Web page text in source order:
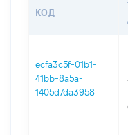
КОД
ecfa3c5f-01b1-
41bb-8a5a-
1405d7da3958